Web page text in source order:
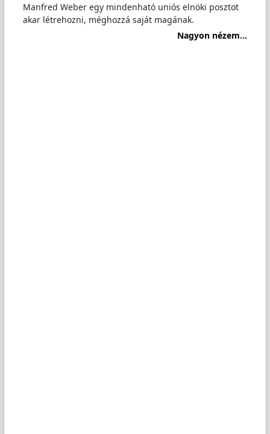
Manfred Weber egy mindenható uniós elnöki posztot
akar létrehozni, méghozzá saját magának.
Nagyon nézem...